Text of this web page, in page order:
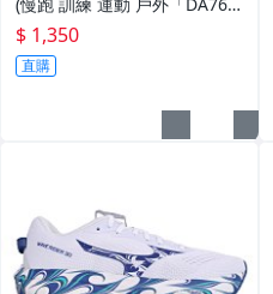
7390」≡排汗專家≡
$ 1,350
直購